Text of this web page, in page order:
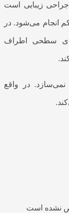
زیبایی است
انجام می‌شود. در
سطحی اطراف
در واقع
نشده است